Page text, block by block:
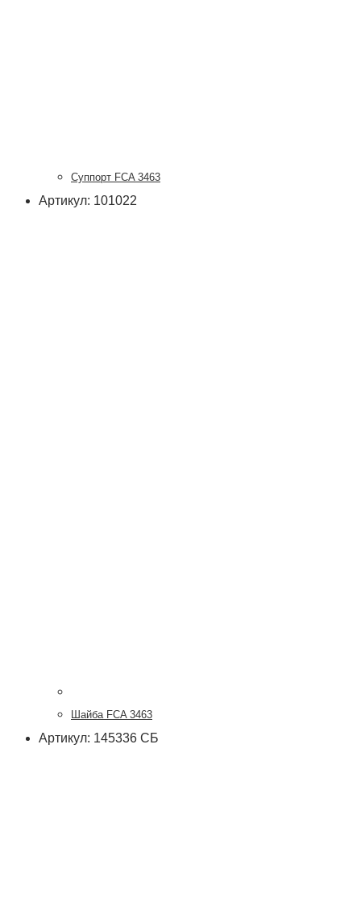
Суппорт FCA 3463
Артикул: 101022
Шайба FCA 3463
Артикул: 145336 СБ